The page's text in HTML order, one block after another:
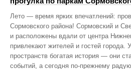
Лето — время ярких впечатлений:
Сормовского района! Сормовский и
и расположены вдали от центра
привлекают жителей и гостей города.
пространств богатая история — они
событий, а сегодня по‑прежнему